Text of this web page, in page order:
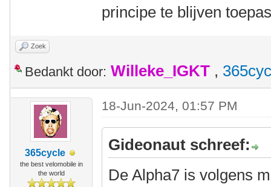
principe te blijven
Zoek
Bedankt door: Willeke_IGKT ,
365cycle
the best velomobile in
the world
18-Jun-2024, 01:57 PM
Gideonaut schreef:
De Alpha7 is volgens